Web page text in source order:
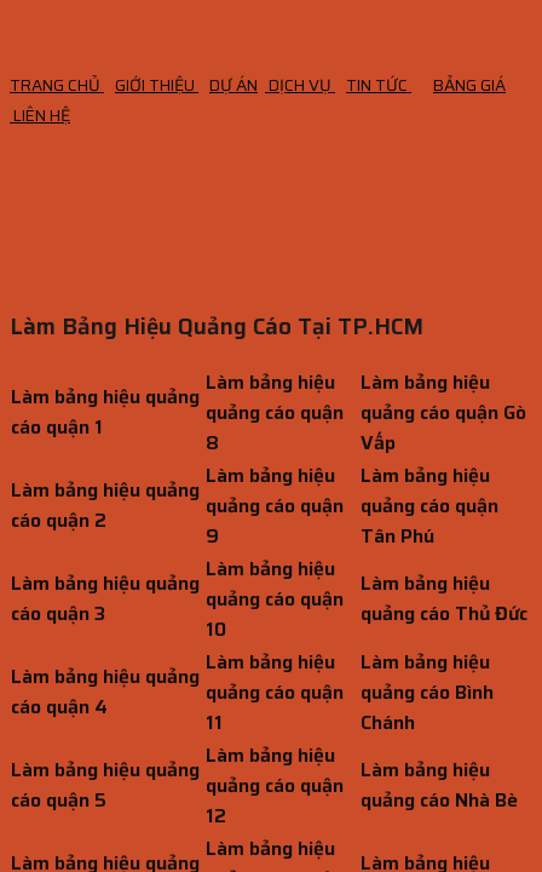
TRANG CHỦ GIỚI THIỆU DỰ ÁN DỊCH VỤ TIN TỨC
BẢNG GIÁ
LIÊN HỆ
Làm Bảng Hiệu Quảng Cáo Tại TP.HCM
Làm bảng hiệu quảng
cáo quận 1
Làm bảng hiệu
quảng cáo quận
8
Làm bảng hiệu
quảng cáo quận Gò
Vấp
Làm bảng hiệu quảng
cáo quận 2
Làm bảng hiệu
quảng cáo quận
9
Làm bảng hiệu
quảng cáo quận
Tân Phú
Làm bảng hiệu quảng
cáo quận 3
Làm bảng hiệu
quảng cáo quận
10
Làm bảng hiệu
quảng cáo Thủ Đức
Làm bảng hiệu quảng
cáo quận 4
Làm bảng hiệu
quảng cáo quận
11
Làm bảng hiệu
quảng cáo Bình
Chánh
Làm bảng hiệu quảng
cáo quận 5
Làm bảng hiệu
quảng cáo quận
12
Làm bảng hiệu
quảng cáo Nhà Bè
Làm bảng hiệu quảng Làm bảng hiệu
Làm bảng hiệu